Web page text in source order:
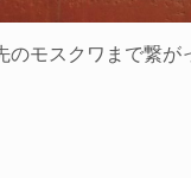
のモスクワまで繋が